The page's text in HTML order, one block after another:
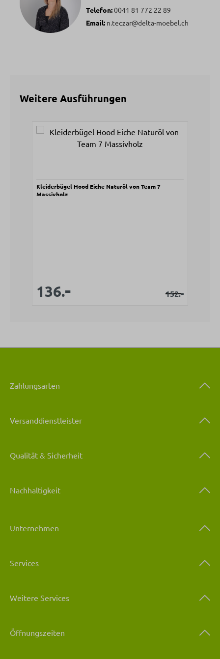
Telefon:0041 81 772 22 89
Email: n.teczar@delta-moebel.ch
Weitere Ausführungen
Produktgalerie überspringen
Kleiderbügel Hood Eiche Naturöl von Team 7
Massivholz
Verkaufspreis:
136.- Regulärer
152.-
Zahlungsarten
Versanddienstleister
Qualität & Sicherheit
Nachhaltigkeit
Unternehmen
Services
Weitere Services
Öffnungszeiten